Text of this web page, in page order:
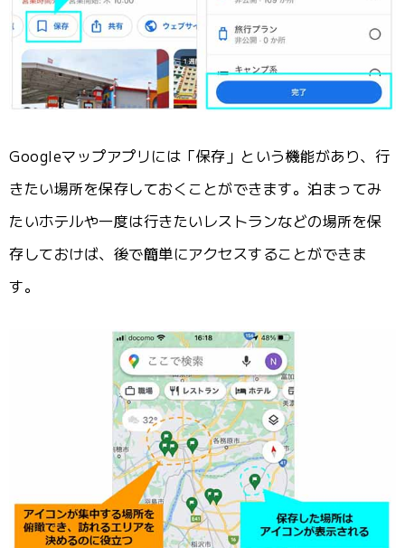
Googleマップアプリには「保存」という機能があり、行
きたい場所を保存しておくことができます。泊まってみ
たいホテルや一度は行きたいレストランなどの場所を保
存しておけば、後で簡単にアクセスすることができま
す。